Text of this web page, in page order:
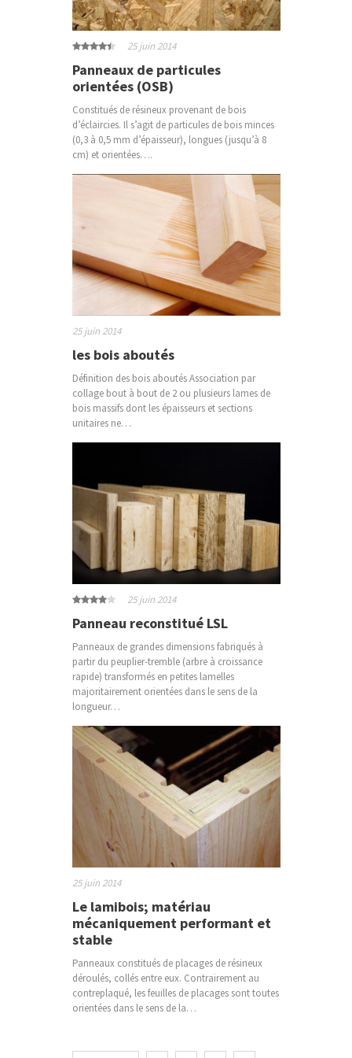
25 juin 2014
Panneaux de particules
orientées (OSB)
Constitués de résineux provenant de bois
d’éclaircies. Il s’agit de particules de bois minces
(0,3 à 0,5 mm d’épaisseur), longues (jusqu’à 8
cm) et orientées….
25 juin 2014
les bois aboutés
Définition des bois aboutés Association par
collage bout à bout de 2 ou plusieurs lames de
bois massifs dont les épaisseurs et sections
unitaires ne…
25 juin 2014
Panneau reconstitué LSL
Panneaux de grandes dimensions fabriqués à
partir du peuplier-tremble (arbre à croissance
rapide) transformés en petites lamelles
majoritairement orientées dans le sens de la
longueur…
25 juin 2014
Le lamibois; matériau
mécaniquement performant et
stable
Panneaux constitués de placages de résineux
déroulés, collés entre eux. Contrairement au
contreplaqué, les feuilles de placages sont toutes
orientées dans le sens de la…